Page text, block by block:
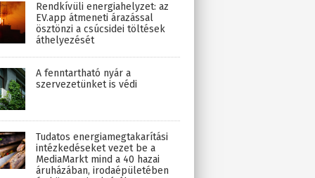
Rendkívüli energiahelyzet: az
EV.app átmeneti árazással
ösztönzi a csúcsidei töltések
áthelyezését
A fenntartható nyár a
szervezetünket is védi
Tudatos energiamegtakarítási
intézkedéseket vezet be a
MediaMarkt mind a 40 hazai
áruházában, irodaépületében